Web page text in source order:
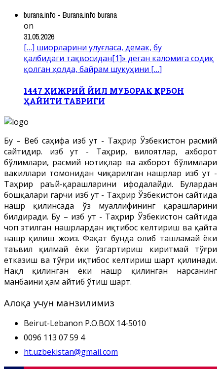
burana.info - Burana.info burana
on
31.05.2026
[…] шиорларини улуғласа, демак, бу
қалбидаги тақвосидан[1]» деган каломига содиқ
қолган ҳолда, байрам шукуҳини […]
1447 ҲИЖРИЙ ЙИЛ МУБОРАК ҚУРБОН
ҲАЙИТИ ТАБРИГИ
Бу – Веб саҳифа Ҳизб ут - Таҳрир Ўзбекистон расмий
сайтидир. Ҳизб ут - Таҳрир, вилоятлар, ахборот
бўлимлари, расмий нотиқлар ва ахборот бўлимлари
вакиллари томонидан чиқарилган нашрлар Ҳизб ут -
Таҳрир раъй-қарашларини ифодалайди. Булардан
бошқалари гарчи Ҳизб ут - Таҳрир Ўзбекистон сайтида
нашр қилинсада ўз муаллифининг қарашларини
билдиради. Бу – Ҳизб ут - Таҳрир Ўзбекистон сайтида
чоп этилган нашрлардан иқтибос келтириш ва қайта
нашр қилиш жоиз. Фақат бунда олиб ташламай ёки
таъвил қилмай ёки ўзгартириш киритмай тўғри
етказиш ва тўғри иқтибос келтириш шарт қилинади.
Нақл қилинган ёки нашр қилинган нарсанинг
манбаини ҳам айтиб ўтиш шарт.
Алоқа учун манзилимиз
Beirut-Lebanon P.O.BOX 14-5010
0096 113 07 59 4
ht.uzbekistan@gmail.com